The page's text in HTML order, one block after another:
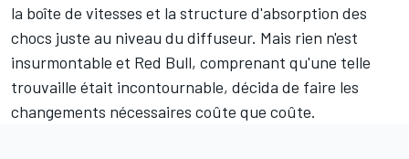
la boîte de vitesses et la structure d'absorption des
chocs juste au niveau du diffuseur. Mais rien n'est
insurmontable et Red Bull, comprenant qu'une telle
trouvaille était incontournable, décida de faire les
changements nécessaires coûte que coûte.